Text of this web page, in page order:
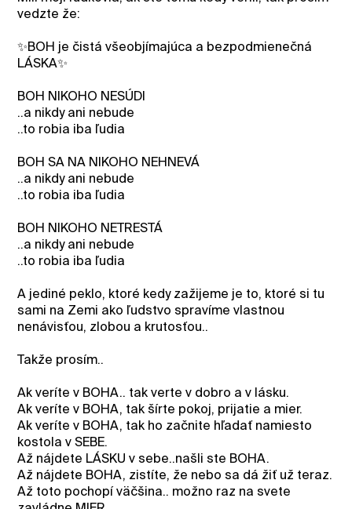
vedzte že:
✨️BOH je čistá všeobjímajúca a bezpodmienečná
LÁSKA✨️
BOH NIKOHO NESÚDI
..a nikdy ani nebude
..to robia iba ľudia
BOH SA NA NIKOHO NEHNEVÁ
..a nikdy ani nebude
..to robia iba ľudia
BOH NIKOHO NETRESTÁ
..a nikdy ani nebude
..to robia iba ľudia
A jediné peklo, ktoré kedy zažijeme je to, ktoré si tu
sami na Zemi ako ľudstvo spravíme vlastnou
nenávisťou, zlobou a krutosťou..
Takže prosím..
Ak veríte v BOHA.. tak verte v dobro a v lásku.
Ak veríte v BOHA, tak šírte pokoj, prijatie a mier.
Ak veríte v BOHA, tak ho začnite hľadať namiesto
kostola v SEBE.
Až nájdete LÁSKU v sebe..našli ste BOHA.
Až nájdete BOHA, zistíte, že nebo sa dá žiť už teraz.
Až toto pochopí väčšina.. možno raz na svete